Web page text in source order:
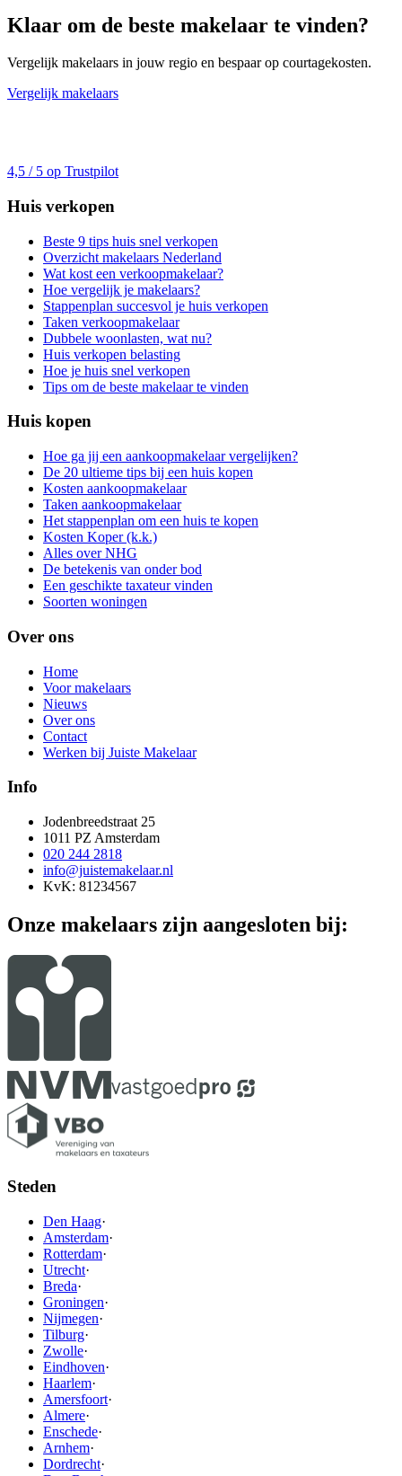
Klaar om de beste makelaar te vinden?
Vergelijk makelaars in jouw regio en bespaar op courtagekosten.
Vergelijk makelaars
4,5 / 5 op Trustpilot
Huis verkopen
Beste 9 tips huis snel verkopen
Overzicht makelaars Nederland
Wat kost een verkoopmakelaar?
Hoe vergelijk je makelaars?
Stappenplan succesvol je huis verkopen
Taken verkoopmakelaar
Dubbele woonlasten, wat nu?
Huis verkopen belasting
Hoe je huis snel verkopen
Tips om de beste makelaar te vinden
Huis kopen
Hoe ga jij een aankoopmakelaar vergelijken?
De 20 ultieme tips bij een huis kopen
Kosten aankoopmakelaar
Taken aankoopmakelaar
Het stappenplan om een huis te kopen
Kosten Koper (k.k.)
Alles over NHG
De betekenis van onder bod
Een geschikte taxateur vinden
Soorten woningen
Over ons
Home
Voor makelaars
Nieuws
Over ons
Contact
Werken bij Juiste Makelaar
Info
Jodenbreedstraat 25
1011 PZ Amsterdam
020 244 2818
info@juistemakelaar.nl
KvK: 81234567
Onze makelaars zijn aangesloten bij:
Steden
Den Haag·
Amsterdam·
Rotterdam·
Utrecht·
Breda·
Groningen·
Nijmegen·
Tilburg·
Zwolle·
Eindhoven·
Haarlem·
Amersfoort·
Almere·
Enschede·
Arnhem·
Dordrecht·